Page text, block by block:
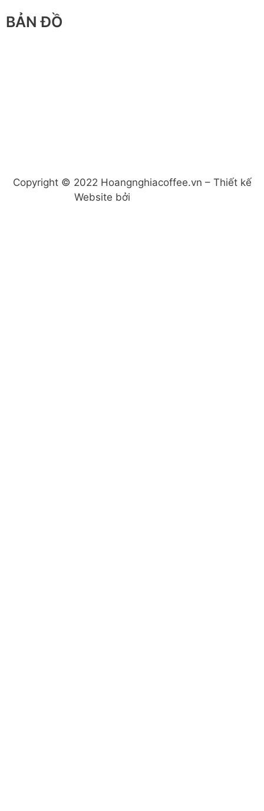
BẢN ĐỒ
Copyright © 2022 Hoangnghiacoffee.vn – Thiết kế
Website bởi